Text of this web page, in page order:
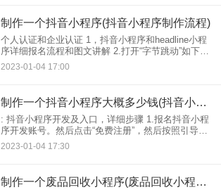
制作一个抖音小程序(抖音小程序制作流程)
个人认证和企业认证 1，抖音小程序和headline小程
序详细报名流程和图文讲解 2.打开“字节跳动”如下图
所示： 3.点击快速登录，然后选择注册，填写你的
邮箱和密码，然后点击“获取验证
2023-01-04 17:00
制作一个抖音小程序大概多少钱(抖音小程序入口)
: 抖音小程序开发及入口，详细步骤 1.报名抖音小程
序开发账号。然后点击“免费注册”，然后按照引导步
骤填写在线抖音小程序开发用户信息，如图： 2.从
抖音小程序在线开发模板中选择。选择一个你喜
2023-01-04 17:30
制作一个废品回收小程序(废品回收小程序开发解决方案)